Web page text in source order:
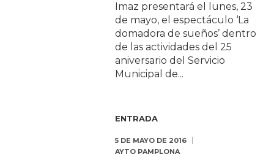
Imaz presentará el lunes, 23
de mayo, el espectáculo ‘La
domadora de sueños’ dentro
de las actividades del 25
aniversario del Servicio
Municipal de...
ENTRADA
5 DE MAYO DE 2016
AYTO PAMPLONA